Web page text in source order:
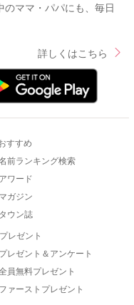
ママ・パパにも、毎日
詳しくはこちら
すすめ
前ランキング検索
アワード
マガジン
タウン誌
プレゼント
プレゼント＆アンケート
員無料プレゼント
ファーストプレゼント